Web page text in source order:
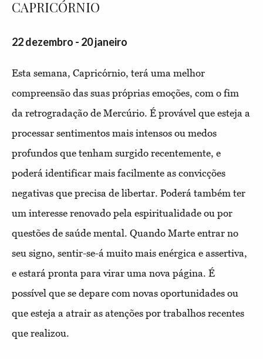
CAPRICÓRNIO
22 dezembro - 20 janeiro
Esta semana, Capricórnio, terá uma melhor
compreensão das suas próprias emoções, com o fim
da retrogradação de Mercúrio. É provável que esteja a
processar sentimentos mais intensos ou medos
profundos que tenham surgido recentemente, e
poderá identificar mais facilmente as convicções
negativas que precisa de libertar. Poderá também ter
um interesse renovado pela espiritualidade ou por
questões de saúde mental. Quando Marte entrar no
seu signo, sentir-se-á muito mais enérgica e assertiva,
e estará pronta para virar uma nova página. É
possível que se depare com novas oportunidades ou
que esteja a atrair as atenções por trabalhos recentes
que realizou.